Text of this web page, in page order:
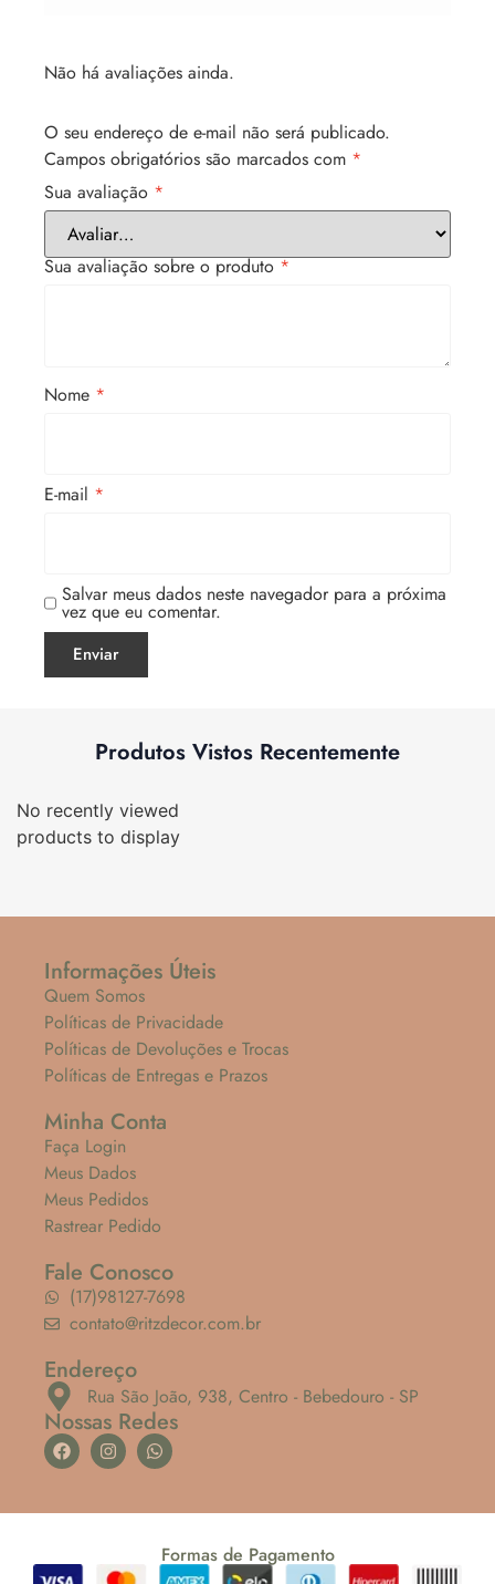
Não há avaliações ainda.
O seu endereço de e-mail não será publicado.
Campos obrigatórios são marcados com *
Sua avaliação *
Sua avaliação sobre o produto*
Nome *
E-mail *
Salvar meus dados neste navegador para a próxima
vez que eu comentar.
Produtos Vistos Recentemente
No recently viewed
products to display
Informações Úteis
Quem Somos
Políticas de Privacidade
Políticas de Devoluções e Trocas
Políticas de Entregas e Prazos
Minha Conta
Faça Login
Meus Dados
Meus Pedidos
Rastrear Pedido
Fale Conosco
(17)98127-7698
contato@ritzdecor.com.br
Endereço
Rua São João, 938, Centro - Bebedouro - SP
Nossas Redes
Formas de Pagamento